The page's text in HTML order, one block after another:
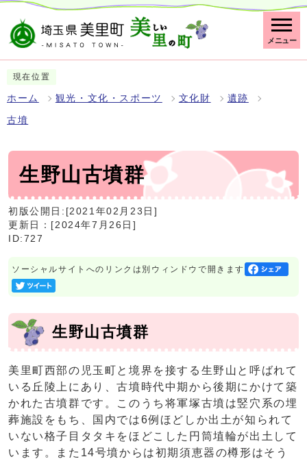
メニュー
現在位置
ホーム 観光・文化・スポーツ 文化財 遺跡
古墳
生野山古墳群
初版公開日:[2021年02月23日]
更新日：[2024年7月26日]
ID:727
ソーシャルサイトへのリンクは別ウィンドウで開きます
生野山古墳群
美里町西部の児玉町と境界を接する生野山と呼ばれて
いる丘陵上にあり、古墳時代中期から後期にかけて築
かれた古墳群です。このうち将軍塚古墳は竪穴系の埋
葬施設をもち、国内では6例ほどしか出土が知られて
いない格子目タタキをほどこした円筒埴輪が出土して
います。また14号墳からは初期須恵器の樽形はそう